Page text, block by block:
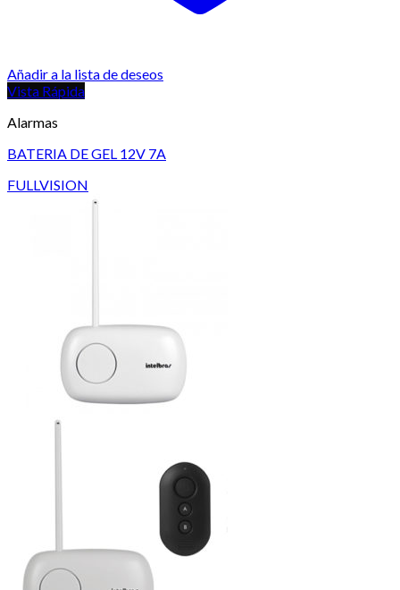
Añadir a la lista de deseos
Vista Rápida
Alarmas
BATERIA DE GEL 12V 7A
FULLVISION